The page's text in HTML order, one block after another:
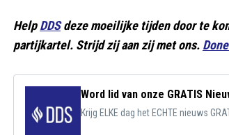
HelpDDSdeze moeilijke tijden door te
partijkartel. Strijd zij aan zij met ons.
Word lid van onze GRATIS
Krijg ELKE dag het ECHTE nieuws